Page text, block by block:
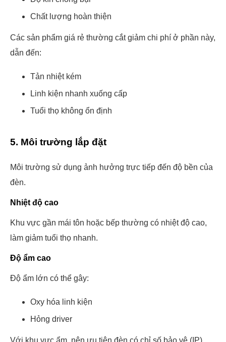
Chất lượng hoàn thiện
Các sản phẩm giá rẻ thường cắt giảm chi phí ở phần này,
dẫn đến:
Tản nhiệt kém
Linh kiện nhanh xuống cấp
Tuổi thọ không ổn định
5. Môi trường lắp đặt
Môi trường sử dụng ảnh hưởng trực tiếp đến độ bền của
đèn.
Nhiệt độ cao
Khu vực gần mái tôn hoặc bếp thường có nhiệt độ cao,
làm giảm tuổi thọ nhanh.
Độ ẩm cao
Độ ẩm lớn có thể gây:
Oxy hóa linh kiện
Hỏng driver